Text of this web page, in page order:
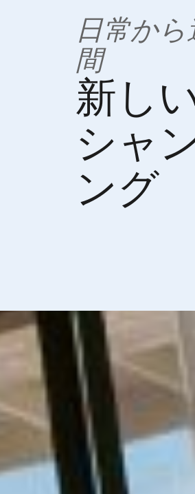
日常か
間
新し
シャ
ング